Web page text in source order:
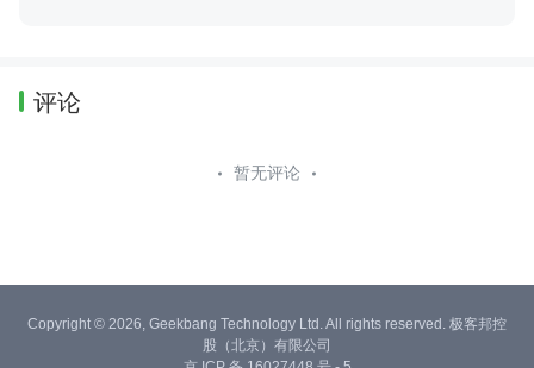
评论
暂无评论
Copyright © 2026, Geekbang Technology Ltd. All rights reserved. 极客邦控
股（北京）有限公司